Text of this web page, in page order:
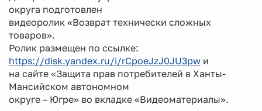
округа подготовлен
видеоролик «Возврат технически сложных
товаров».
Ролик размещен по ссылке:
https://disk.yandex.ru/i/rCpoeJzJ0JU3pw и
на сайте «Защита прав потребителей в Ханты-
Мансийском автономном
округе – Югре» во вкладке «Видеоматериалы».